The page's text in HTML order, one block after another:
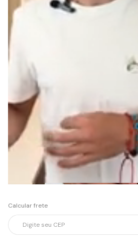
Calcular frete